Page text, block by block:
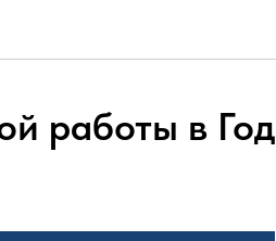
работы в Год